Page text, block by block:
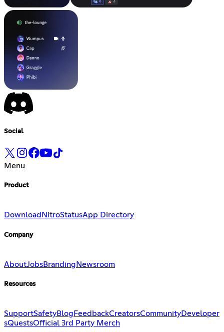
Social
Menu
Product
Download NitroStatusApp Directory
Company
AboutJobsBranding Newsroom
Resources
SupportSafetyBlog FeedbackCreatorsCommunityDeveloper
sQuestsOfficial 3rd Party Merch